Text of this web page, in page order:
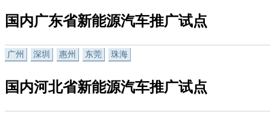
国内广东省新能源汽车推广试点
广州 深圳 惠州 东莞 珠海
国内河北省新能源汽车推广试点